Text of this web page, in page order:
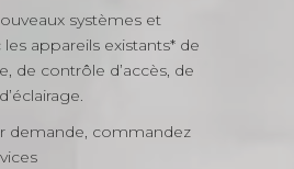
systèmes et
appareils existants* de
de contrôle d’accès, de
demande, commandez